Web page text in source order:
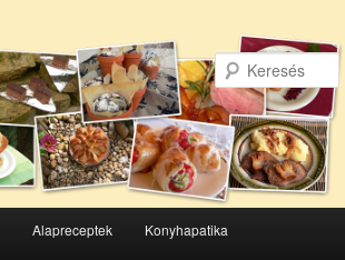
Alapreceptek Konyhapatika